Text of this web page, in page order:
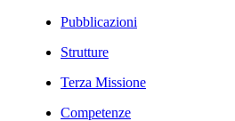
Pubblicazioni
Strutture
Terza Missione
Competenze